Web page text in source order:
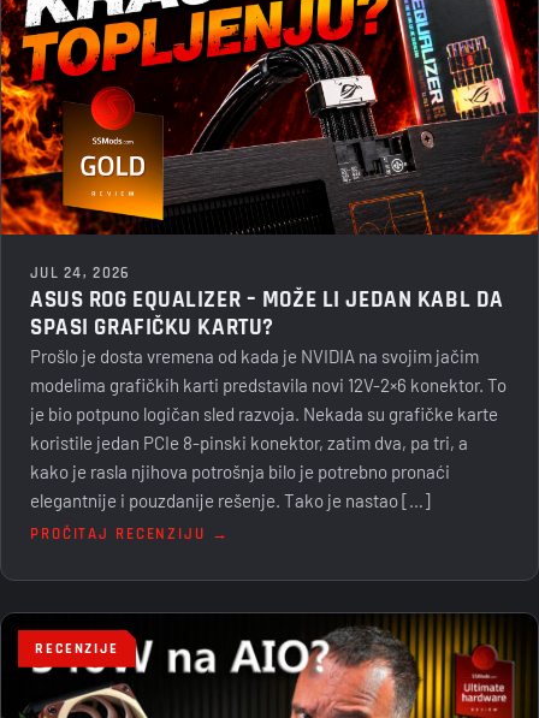
JUL 24, 2026
ASUS ROG EQUALIZER – MOŽE LI JEDAN KABL DA
SPASI GRAFIČKU KARTU?
Prošlo je dosta vremena od kada je NVIDIA na svojim jačim
modelima grafičkih karti predstavila novi 12V-2×6 konektor. To
je bio potpuno logičan sled razvoja. Nekada su grafičke karte
koristile jedan PCIe 8-pinski konektor, zatim dva, pa tri, a
kako je rasla njihova potrošnja bilo je potrebno pronaći
elegantnije i pouzdanije rešenje. Tako je nastao […]
PROČITAJ RECENZIJU →
RECENZIJE